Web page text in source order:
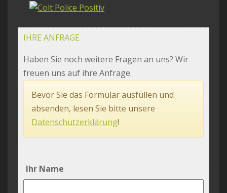
IHRE ANFRAGE
Haben Sie noch weitere Fragen an uns? Wir
freuen uns auf ihre Anfrage.
Bevor Sie das Formular ausfüllen und
absenden, lesen Sie bitte unsere
Datenschutzerklärung!
Ihr Name